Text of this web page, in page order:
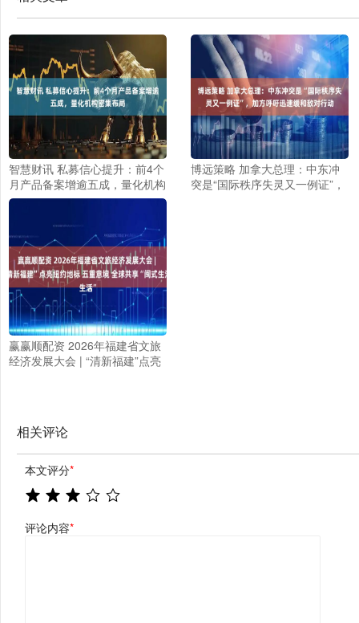
智慧财讯 私募信心提升：前4个
月产品备案增逾五成，量化机构
密集布局
博远策略 加拿大总理：中东冲
突是“国际秩序失灵又一例证”，
赢赢顺配资 2026年福建省文旅
经济发展大会 | “清新福建”点亮
相关评论
本文评分*
评论内容*